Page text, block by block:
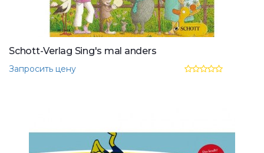
Schott-Verlag Sing's mal anders
Запросить цену